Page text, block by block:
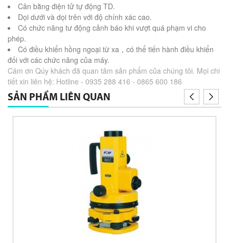
Cân bằng điện tử tự động TD.
Dọi dưới và dọi trên với độ chính xác cao.
Có chức năng tư động cảnh báo khi vượt quá phạm vi cho
phép.
Có điều khiển hồng ngoại từ xa，có thể tiến hành điều khiển
đối với các chức năng của máy.
Cám ơn Qúy khách đã quan tâm sản phẩm của chúng tôi. Mọi chi
tiết xin liên hệ: Hotline - 0935 288 416 - 0865 600 186
SẢN PHẨM LIÊN QUAN